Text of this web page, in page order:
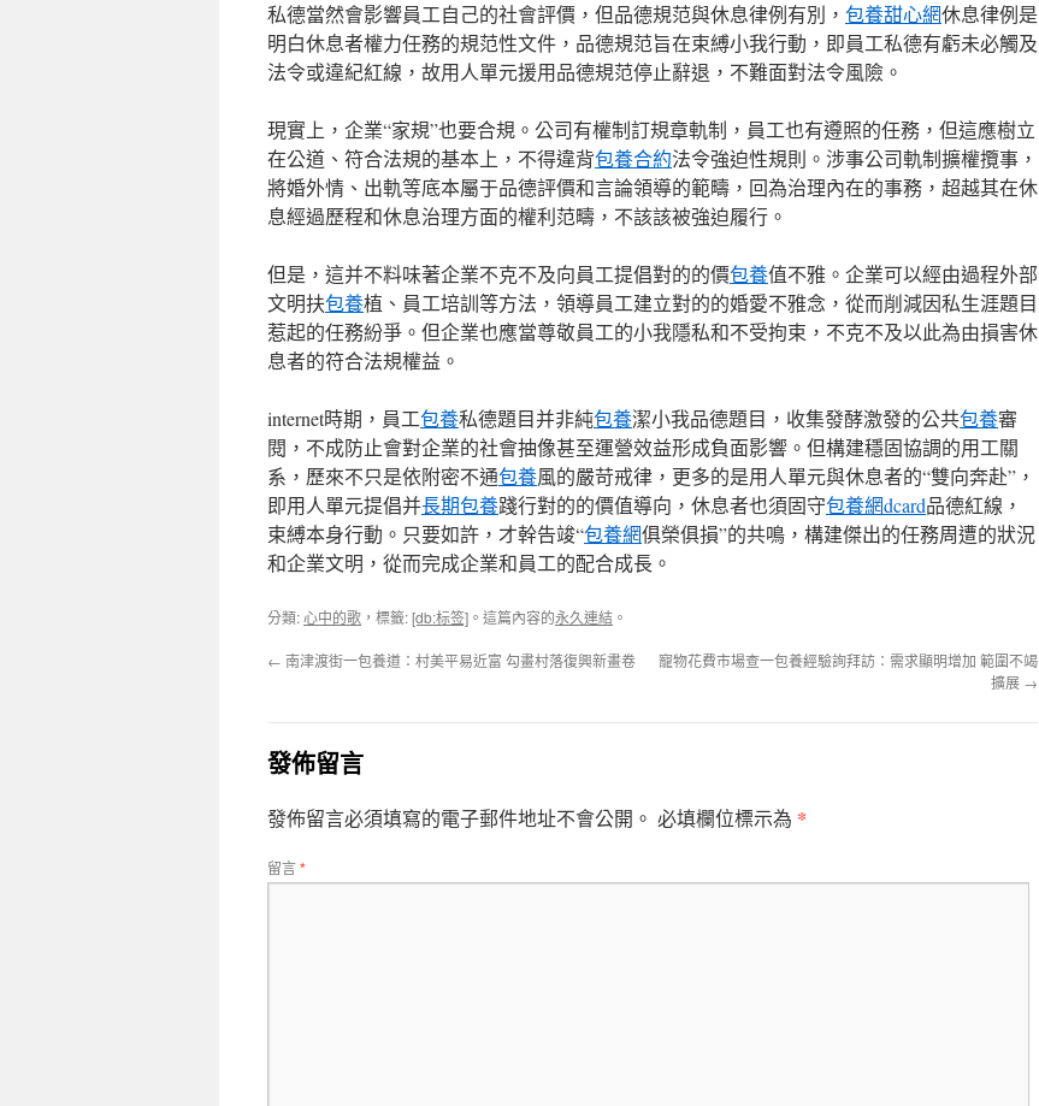
私德當然會影響員工自己的社會評價，但品德規范與休息律例有別， 包養甜心網休息律例是
明白休息者權力任務的規范性文件，品德規范旨在束縛小我行動，即員工私德有虧未必觸及
法令或違紀紅線，故用人單元援用品德規范停止辭退，不難面對法令風險。
現實上，企業“家規”也要合規。公司有權制訂規章軌制，員工也有遵照的任務，但這應樹立
在公道、符合法規的基本上，不得違背包養合約法令強迫性規則。涉事公司軌制擴權攬事，
將婚外情、出軌等底本屬于品德評價和言論領導的範疇，回為治理內在的事務，超越其在休
息經過歷程和休息治理方面的權利范疇，不該該被強迫履行。
但是，這并不料味著企業不克不及向員工提倡對的的價包養值不雅。企業可以經由過程外部
文明扶包養植、員工培訓等方法，領導員工建立對的的婚愛不雅念，從而削減因私生涯題目
惹起的任務紛爭。但企業也應當尊敬員工的小我隱私和不受拘束，不克不及以此為由損害休
息者的符合法規權益。
internet時期，員工包養私德題目并非純包養潔小我品德題目，收集發酵激發的公共包養審
閱，不成防止會對企業的社會抽像甚至運營效益形成負面影響。但構建穩固協調的用工關
系，歷來不只是依附密不通包養風的嚴苛戒律，更多的是用人單元與休息者的“雙向奔赴”，
即用人單元提倡并長期包養踐行對的的價值導向，休息者也須固守包養網dcard品德紅線，
束縛本身行動。只要如許，才幹告竣“包養網俱榮俱損”的共鳴，構建傑出的任務周遭的狀況
和企業文明，從而完成企業和員工的配合成長。
分類:心中的歌 ，標籤:[db:标签] 。這篇內容的永久連結 。
← 南津渡街一包養道：村美平易近富 勾畫村落復興新畫卷
寵物花費市場查一包養經驗詢拜訪：需求顯明增加 範圍不竭
擴展 →
發佈留言
發佈留言必須填寫的電子郵件地址不會公開。 必填欄位標示為 *
留言*